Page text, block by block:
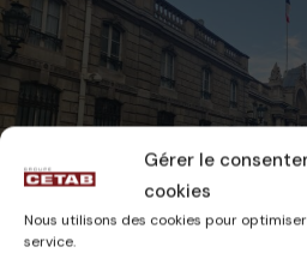
Gérer le
cookies
Nous utilisons des cookies pour
service.
CAMILLE 12